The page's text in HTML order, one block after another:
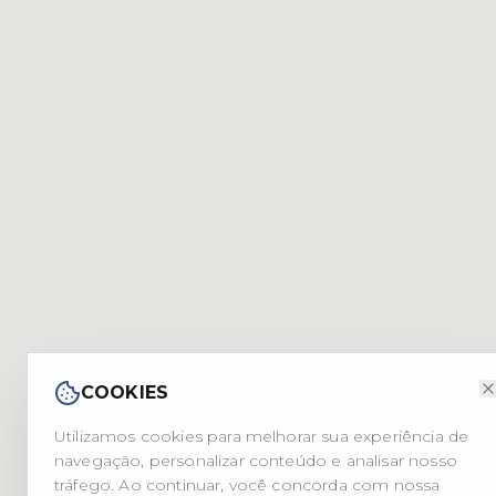
COOKIES
Utilizamos cookies para melhorar sua experiência de
navegação, personalizar conteúdo e analisar nosso
tráfego. Ao continuar, você concorda com nossa